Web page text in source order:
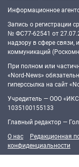
Информационное
Запись о регистрации
№ ФС77-62541 от
надзору в сфере
коммуникаций
При полном или
«Nord-News»
гиперссылка на сайт
Учредитель — ООО
1035100155133
Главный редактор —
О нас
Редакционная
конфиденциальности